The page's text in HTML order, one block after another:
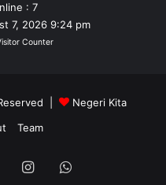
: 7
7, 2026 9:24 pm
Counter
|
Negeri Kita
Team
YouTubeInstagramWhatsApp